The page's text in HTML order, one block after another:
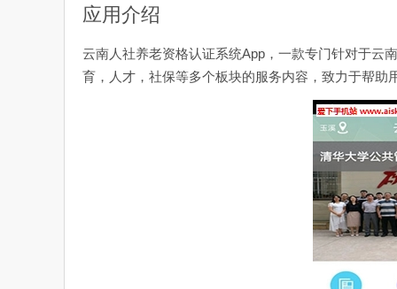
应用介绍
云南人社养老资格认证系统App，一款专门针对于云
育，人才，社保等多个板块的服务内容，致力于帮